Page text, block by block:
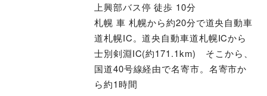
上興部バス停 徒歩 10分
札幌 車 札幌から約20分で道央自動車
道札幌IC。道央自動車道札幌ICから
士別剣淵IC(約171.1km) そこから、
国道40号線経由で名寄市。名寄市か
ら約1時間